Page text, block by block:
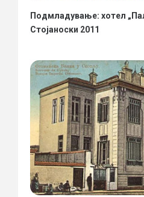
Подмладување: хотел
Стојаноски 2011